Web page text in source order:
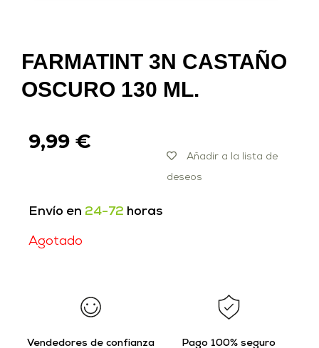
FARMATINT 3N CASTAÑO
OSCURO 130 ML.
9,99 €
Añadir a la lista de
deseos
Envío en 24-72 horas
Agotado
Vendedores de confianza Pago 100% seguro